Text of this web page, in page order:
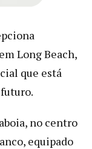
Long Beach,
que está
no centro
equipado